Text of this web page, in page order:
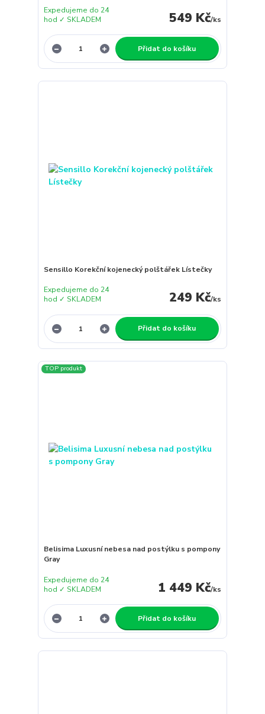
549 Kč/ks
Expedujeme do 24
hod ✓ SKLADEM
Přidat do košíku
Sensillo Korekční kojenecký polštářek Lístečky
249 Kč/ks
Expedujeme do 24
hod ✓ SKLADEM
Přidat do košíku
TOP produkt
Belisima Luxusní nebesa nad postýlku s pompony
Gray
1 449 Kč/ks
Expedujeme do 24
hod ✓ SKLADEM
Přidat do košíku